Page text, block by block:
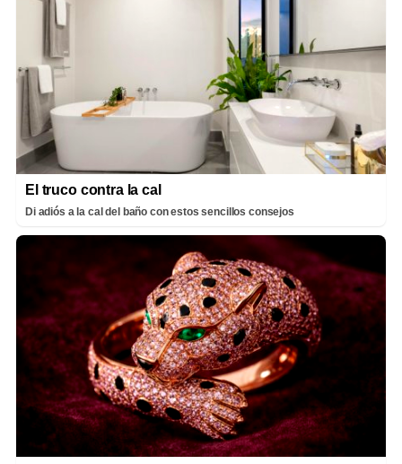
El truco contra la cal
Di adiós a la cal del baño con estos sencillos consejos